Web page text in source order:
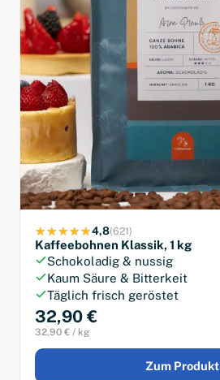
4,8(621)
Kaffeebohnen Klassik, 1 kg
Schokoladig & nussig
Kaum Säure & Bitterkeit
Täglich frisch geröstet
32,90 €
32,90 € / kg
Zum Produkt